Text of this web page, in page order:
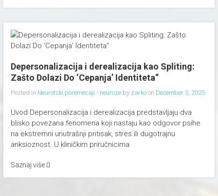
Depersonalizacija i derealizacija kao Spliting:
Zašto Dolazi Do ‘Cepanja’ Identiteta“
Posted in Neurotski poremecaji - neuroze by zarko on December 5, 2025
Uvod Depersonalizacija i derealizacija predstavljaju dva
blisko povezana fenomena koji nastaju kao odgovor psihe
na ekstremni unutrašnji pritisak, stres ili dugotrajnu
anksioznost. U kliničkim priručnicima
Saznaj više